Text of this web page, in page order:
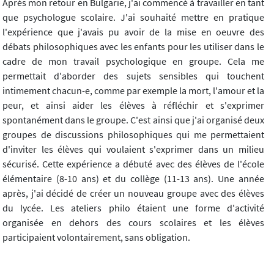
Après mon retour en Bulgarie, j'ai commencé à travailler en tant
que psychologue scolaire. J'ai souhaité mettre en pratique
l'expérience que j'avais pu avoir de la mise en oeuvre des
débats philosophiques avec les enfants pour les utiliser dans le
cadre de mon travail psychologique en groupe. Cela me
permettait d'aborder des sujets sensibles qui touchent
intimement chacun-e, comme par exemple la mort, l'amour et la
peur, et ainsi aider les élèves à réfléchir et s'exprimer
spontanément dans le groupe. C'est ainsi que j'ai organisé deux
groupes de discussions philosophiques qui me permettaient
d'inviter les élèves qui voulaient s'exprimer dans un milieu
sécurisé. Cette expérience a débuté avec des élèves de l'école
élémentaire (8-10 ans) et du collège (11-13 ans). Une année
après, j'ai décidé de créer un nouveau groupe avec des élèves
du lycée. Les ateliers philo étaient une forme d'activité
organisée en dehors des cours scolaires et les élèves
participaient volontairement, sans obligation.